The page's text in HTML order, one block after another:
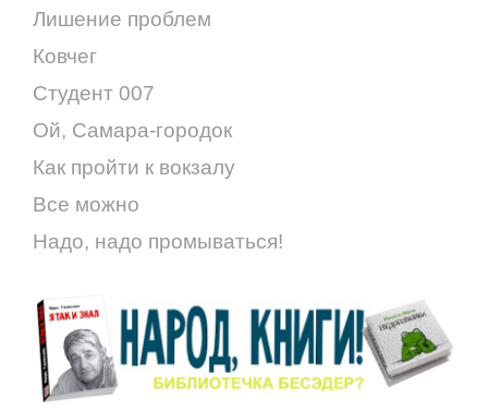
Лишение проблем
Ковчег
Студент 007
Ой, Самара-городок
Как пройти к вокзалу
Все можно
Надо, надо промываться!